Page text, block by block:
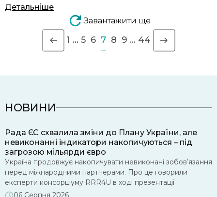
Детальніше
Завантажити ще
1 … 5 6 7 8 9 … 44
НОВИНИ
Рада ЄС схвалила зміни до Плану України, але
невиконанні індикатори накопичуються – під
загрозою мільярди євро
Україна продовжує накопичувати невиконані зобовʼязання
перед міжнародними партнерами. Про це говорили
експерти консорціуму RRR4U в ході презентації
моніторингу виконання нової програми МВФ та реалізації
06 Серпня 2026